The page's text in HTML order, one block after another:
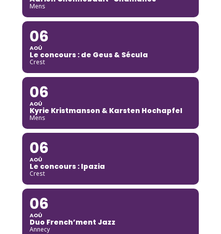
Mens
06
AOÛ
Le concours : de Geus & Sécula
Crest
06
AOÛ
Kyrie Kristmanson & Karsten Hochapfel
Mens
06
AOÛ
Le concours : Ipazia
Crest
06
AOÛ
Duo French’ment Jazz
Annecy